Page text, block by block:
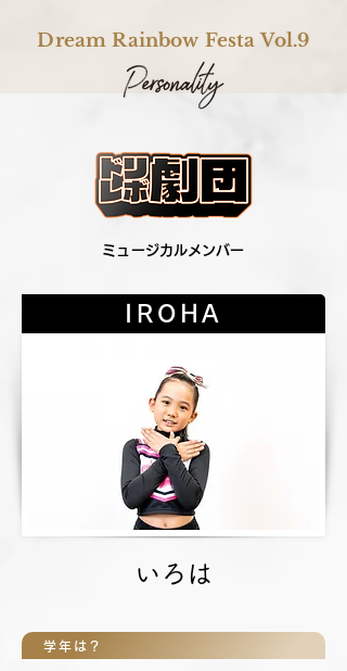
Dream Rainbow Festa Vol.9
​ミュージカルメンバー
IROHA
いろは
学年は？